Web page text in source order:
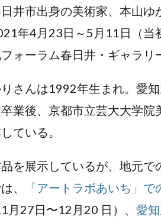
井市出身の美術家、本山ゆ
年4月23日～5月11日（当
ォーラム春日井・ギャラリ
さんは1992年生まれ。愛
業後、京都市立芸大大学
ている。
を展示しているが、地元で
、
「アートラボあいち」
月27日〜12月20 日）、 愛